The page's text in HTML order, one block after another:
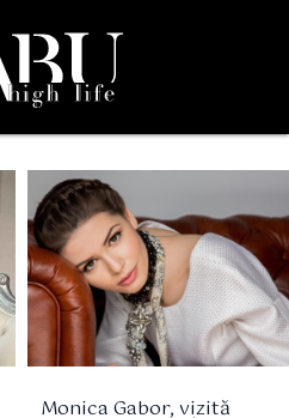
Monica Gabor, vizită